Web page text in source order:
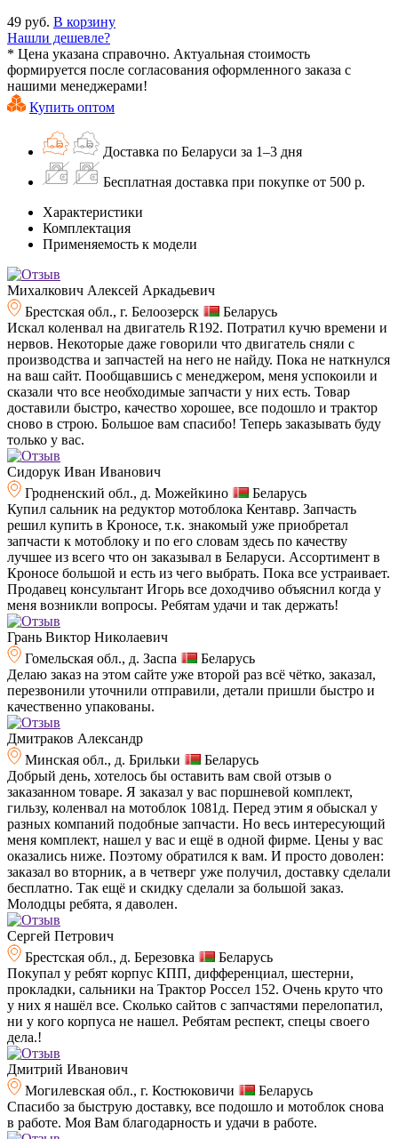
49 руб. В корзину
Нашли дешевле?
* Цена указана справочно. Актуальная стоимость
формируется после согласования оформленного заказа с
нашими менеджерами!
Купить оптом
Доставка по Беларуси за 1–3 дня
Бесплатная доставка при покупке от 500 р.
Характеристики
Комплектация
Применяемость к модели
Михалкович Алексей Аркадьевич
Брестская обл., г. Белоозерск
Беларусь
Искал коленвал на двигатель R192. Потратил кучю времени и
нервов. Некоторые даже говорили что двигатель сняли с
производства и запчастей на него не найду. Пока не наткнулся
на ваш сайт. Пообщавшись с менеджером, меня успокоили и
сказали что все необходимые запчасти у них есть. Товар
доставили быстро, качество хорошее, все подошло и трактор
сново в строю. Большое вам спасибо! Теперь заказывать буду
только у вас.
Сидорук Иван Иванович
Гродненский обл., д. Можейкино
Беларусь
Купил сальник на редуктор мотоблока Кентавр. Запчасть
решил купить в Кроносе, т.к. знакомый уже приобретал
запчасти к мотоблоку и по его словам здесь по качеству
лучшее из всего что он заказывал в Беларуси. Ассортимент в
Кроносе большой и есть из чего выбрать. Пока все устраивает.
Продавец консультант Игорь все доходчиво объяснил когда у
меня возникли вопросы. Ребятам удачи и так держать!
Грань Виктор Николаевич
Гомельская обл., д. Заспа
Беларусь
Делаю заказ на этом сайте уже второй раз всё чётко, заказал,
перезвонили уточнили отправили, детали пришли быстро и
качественно упакованы.
Дмитраков Александр
Минская обл., д. Брильки
Беларусь
Добрый день, хотелось бы оставить вам свой отзыв о
заказанном товаре. Я заказал у вас поршневой комплект,
гильзу, коленвал на мотоблок 1081д. Перед этим я обыскал у
разных компаний подобные запчасти. Но весь интересующий
меня комплект, нашел у вас и ещё в одной фирме. Цены у вас
оказались ниже. Поэтому обратился к вам. И просто доволен:
заказал во вторник, а в четверг уже получил, доставку сделали
бесплатно. Так ещё и скидку сделали за большой заказ.
Молодцы ребята, я даволен.
Сергей Петрович
Брестская обл., д. Березовка
Беларусь
Покупал у ребят корпус КПП, дифференциал, шестерни,
прокладки, сальники на Трактор Россел 152. Очень круто что
у них я нашёл все. Сколько сайтов с запчастями перелопатил,
ни у кого корпуса не нашел. Ребятам респект, спецы своего
дела.!
Дмитрий Иванович
Могилевская обл., г. Костюковичи
Беларусь
Спасибо за быструю доставку, все подошло и мотоблок снова
в работе. Моя Вам благодарность и удачи в работе.